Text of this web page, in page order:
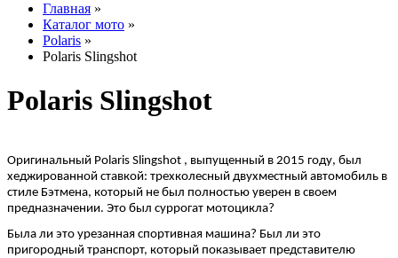
Главная »
Каталог мото »
Polaris »
Polaris Slingshot
Polaris Slingshot
Оригинальный Polaris Slingshot , выпущенный в 2015 году, был
хеджированной ставкой: трехколесный двухместный автомобиль в
стиле Бэтмена, который не был полностью уверен в своем
предназначении. Это был суррогат мотоцикла?
Была ли это урезанная спортивная машина? Был ли это
пригородный транспорт, который показывает представителю